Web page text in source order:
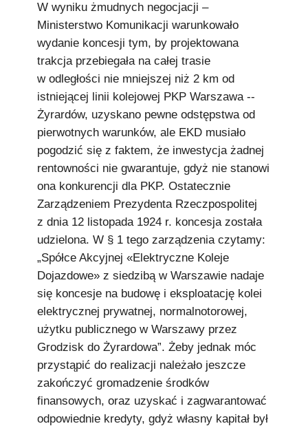
W wyniku żmudnych negocjacji –
Ministerstwo Komunikacji warunkowało
wydanie koncesji tym, by projektowana
trakcja przebiegała na całej trasie
w odległości nie mniejszej niż 2 km od
istniejącej linii kolejowej PKP Warszawa --
Żyrardów, uzyskano pewne odstępstwa od
pierwotnych warunków, ale EKD musiało
pogodzić się z faktem, że inwestycja żadnej
rentowności nie gwarantuje, gdyż nie stanowi
ona konkurencji dla PKP. Ostatecznie
Zarządzeniem Prezydenta Rzeczpospolitej
z dnia 12 listopada 1924 r. koncesja została
udzielona. W § 1 tego zarządzenia czytamy:
„Spółce Akcyjnej «Elektryczne Koleje
Dojazdowe» z siedzibą w Warszawie nadaje
się koncesje na budowę i eksploatację kolei
elektrycznej prywatnej, normalnotorowej,
użytku publicznego w Warszawy przez
Grodzisk do Żyrardowa”. Żeby jednak móc
przystąpić do realizacji należało jeszcze
zakończyć gromadzenie środków
finansowych, oraz uzyskać i zagwarantować
odpowiednie kredyty, gdyż własny kapitał był